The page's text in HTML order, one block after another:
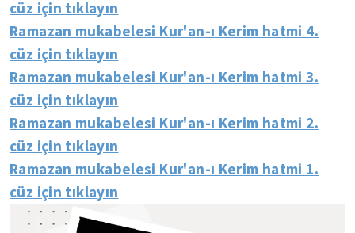
cüz için tıklayın
Ramazan mukabelesi Kur'an-ı Kerim hatmi 4.
cüz için tıklayın
Ramazan mukabelesi Kur'an-ı Kerim hatmi 3.
cüz için tıklayın
Ramazan mukabelesi Kur'an-ı Kerim hatmi 2.
cüz için tıklayın
Ramazan mukabelesi Kur'an-ı Kerim hatmi 1.
cüz için tıklayın